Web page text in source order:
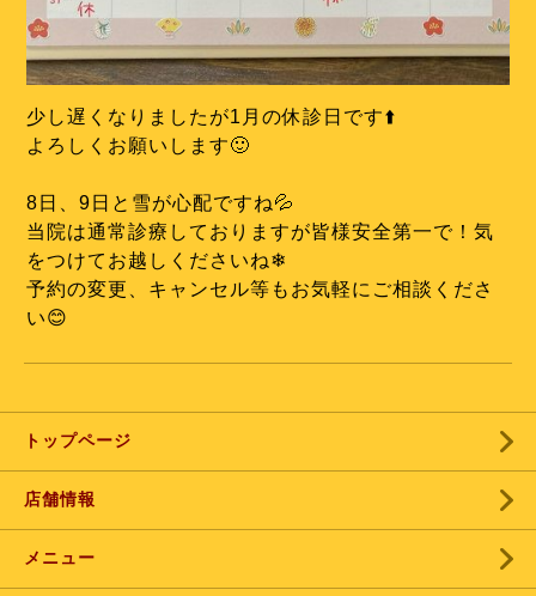
少し遅くなりましたが1月の休診日です⬆️
よろしくお願いします🙂
8日、9日と雪が心配ですね💦
当院は通常診療しておりますが皆様安全第一で！気
をつけてお越しくださいね❄
予約の変更、キャンセル等もお気軽にご相談くださ
い😊
トップページ
店舗情報
メニュー